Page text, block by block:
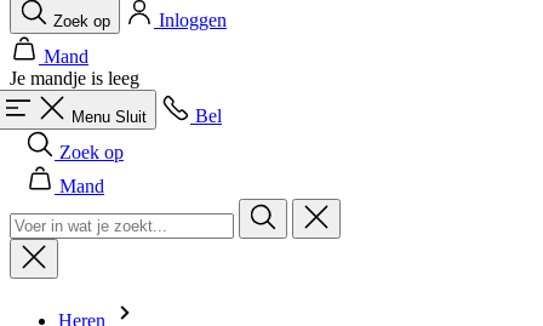
Menu Sluit
Bel
Zoek op
Mand
Heren
Alles in categorie Heren